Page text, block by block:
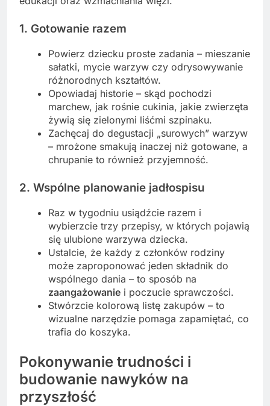
1. Gotowanie razem
Powierz dziecku proste zadania – mieszanie
sałatki, mycie warzyw czy odrysowywanie
różnorodnych kształtów.
Opowiadaj historie – skąd pochodzi
marchew, jak rośnie cukinia, jakie zwierzęta
żywią się zielonymi liśćmi szpinaku.
Zachęcaj do degustacji „surowych” warzyw
– mrożone smakują inaczej niż gotowane, a
chrupanie to również przyjemność.
2. Wspólne planowanie jadłospisu
Raz w tygodniu usiądźcie razem i
wybierzcie trzy przepisy, w których pojawią
się ulubione warzywa dziecka.
Ustalcie, że każdy z członków rodziny
może zaproponować jeden składnik do
wspólnego dania – to sposób na
zaangażowanie i poczucie sprawczości.
Stwórzcie kolorową listę zakupów – to
wizualne narzędzie pomaga zapamiętać, co
trafia do koszyka.
Pokonywanie trudności i
budowanie nawyków na
przyszłość